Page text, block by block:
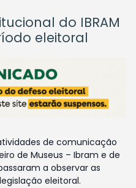
do IBRAM
eleitoral
de comunicação
de Museus – Ibram e de
a observar as
eleitoral.